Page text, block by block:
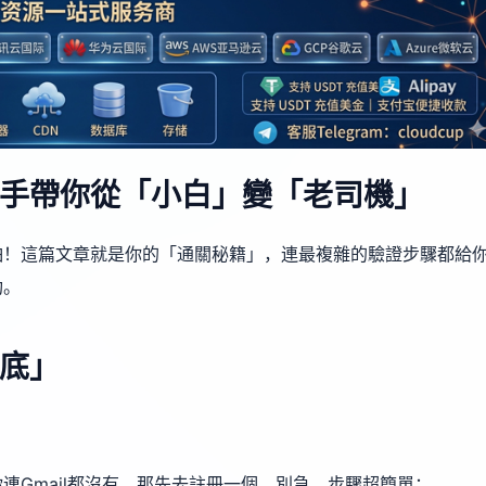
帶你從「小白」變「老司機」
這篇文章就是你的「通關秘籍」，連最複雜的驗證步驟都給
」